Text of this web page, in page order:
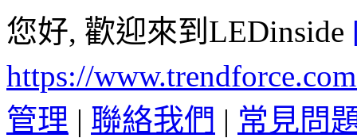
您好, 歡迎來到LEDinside
https://
管理 | 聯絡我們 | 常見問